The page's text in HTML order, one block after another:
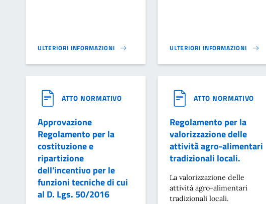
ULTERIORI INFORMAZIONI
REGOLAMENTO PER LA GESTIONE DEI RIFIUTI URBANI ED ASSIMILATI E
ULTERIORI INFORMAZIONI
REGOLAMENTO COMUNALE
ATTO NORMATIVO
Approvazione
Regolamento per la
costituzione e
ripartizione
dell'incentivo per le
funzioni tecniche di cui
al D. Lgs. 50/2016
ATTO NORMATIVO
Regolamento per la
valorizzazione delle
attività agro-alimentari
tradizionali locali.
La valorizzazione delle
attività agro-alimentari
tradizionali locali.